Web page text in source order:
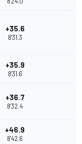
+35.6
8'31.3
+35.9
8'31.6
+36.7
8'32.4
+46.9
8'42.6